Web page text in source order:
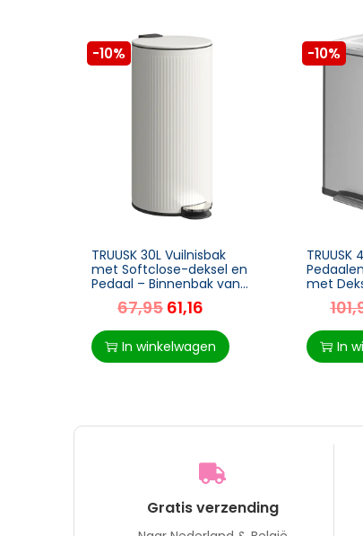
-10%
TRUUSK 30L Vuilnisbak
met Softclose-deksel en
Pedaal – Binnenbak van
Metaal – Zwart – 36 x 30
x 60,5 cm
67,95 61,16
In winkelwagen
-10%
TRUUSK
met
Close –
Zilver –
In
Gratis verzending